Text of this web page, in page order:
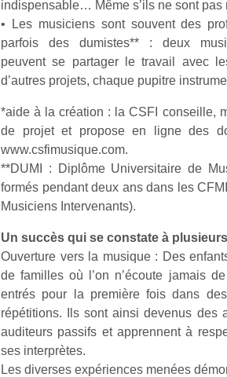
indispensable… Même s’ils ne sont pas
• Les musiciens sont souvent des
parfois des dumistes** : deux
peuvent se partager le travail avec
d’autres projets, chaque pupitre
*aide à la création : la CSFI conseille,
de projet et propose en ligne des
www.csfimusique.com.
**DUMI : Diplôme Universitaire de
formés pendant deux ans dans les
Musiciens Intervenants).
Un succès qui se constate à
Ouverture vers la musique : Des
de familles où l’on n’écoute jamais
entrés pour la première fois dans
répétitions. Ils sont ainsi devenus des
auditeurs passifs et apprennent à
ses interprètes.
Les diverses expériences menées
NextGen,
une
nouvelle
mécanique
Beeper
Les
enfants
débordent
d’énergie.
Varier les
occupations
n’est pas
toujours
simple.
Conjuguer
divertissement,
activité
physique
Des
trampolines
pour les
les petits !
Durant les
estivales
et avec le
jours, c’est
l’occasion
rêvée
pour les
enfants
de…
de